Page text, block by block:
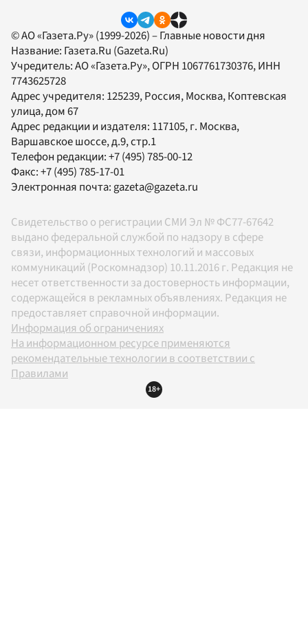
© АО «Газета.Ру» (1999-2026) – Главные новости дня
Название: Газета.Ru (Gazeta.Ru)
Учредитель:АО «Газета.Ру», ОГРН 1067761730376, ИНН
7743625728
Адрес учредителя: 125239, Россия, Москва, Коптевская
улица, дом 67
Адрес редакции и издателя: 117105, г. Москва,
Варшавское шоссе, д.9, стр.1
Телефон редакции:+7 (495) 785-00-12
Факс:+7 (495) 785-17-01
Электронная почта:gazeta@gazeta.ru
Свидетельство о регистрации СМИ Эл № ФС77-67642
выдано федеральной службой по надзору в сфере
связи, информационных технологий и массовых
коммуникаций (Роскомнадзор) 10.11.2016 г. Редакция не
несет ответственности за достоверность информации,
содержащейся в рекламных объявлениях. Редакция не
предоставляет справочной информации.
Информация об ограничениях
На информационном ресурсе применяются
рекомендательные технологии в соответствии с
Правилами
18+